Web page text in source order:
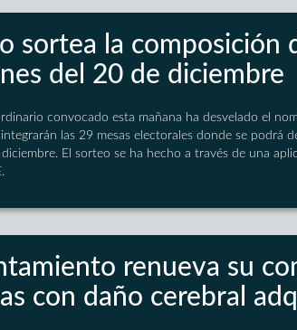
sortea la composición
del 20 de diciembre
convocado esta mañana ha desvelado el
las 29 mesas electorales donde se podrá
El sorteo se ha hecho a través de una
renueva su
con daño cerebral